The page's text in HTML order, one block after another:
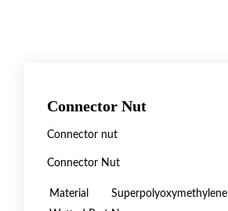
Connector Nut
Connector nut
Connector Nut
Material
Superpolyoxymethylene